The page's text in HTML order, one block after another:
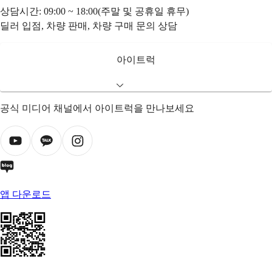
상담시간: 09:00 ~ 18:00(주말 및 공휴일 휴무)
딜러 입점, 차량 판매, 차량 구매 문의 상담
아이트럭
공식 미디어 채널에서 아이트럭을 만나보세요
앱 다운로드